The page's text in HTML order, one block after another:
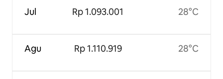
Jul
Agu
Rp 1.093.001
Rp 1.110.919
28°C
28°C